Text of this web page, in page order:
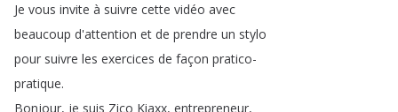
Je vous invite à suivre cette vidéo avec
beaucoup d'attention et de prendre un stylo
pour suivre les exercices de façon pratico-
pratique.
Bonjour, je suis Zico Kiaxx, entrepreneur,